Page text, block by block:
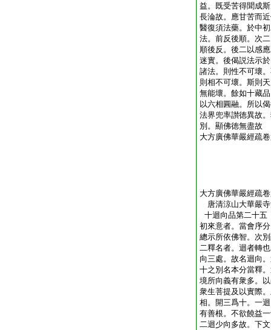
益。既受苦得聞成
長淪故。應甘苦而
醫復須法藥。於中
法。前反後順。次
順後反。後二以感
迷實。後偈説法示
諸法。則性不可壞
則相不可壞。斯則
無能壞。餘如十藏
以六相圓融。所以
法界兜率讃徳異故
別。顯佛徳無盡故
大方廣佛華嚴經疏
大方廣佛華嚴經疏
唐清涼山大華嚴
十迴向品第二十五
初來意者。當會序
總示所依佛智。次
二釋名者。迴者轉
向三處。故名迴向
十之別名本分當釋
境所向義有衆多。
衆生菩提及以實際
相。開三爲十。一
有善根。不欲饒益
二迴少向多故。下